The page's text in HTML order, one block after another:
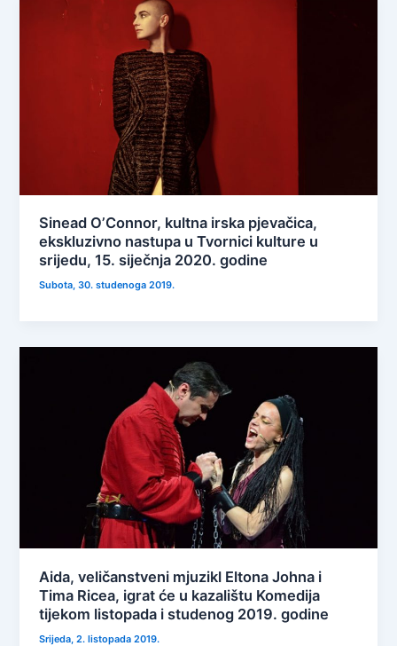
Sinead O’Connor, kultna irska pjevačica,
ekskluzivno nastupa u Tvornici kulture u
srijedu, 15. siječnja 2020. godine
Subota, 30. studenoga 2019.
Aida, veličanstveni mjuzikl Eltona Johna i
Tima Ricea, igrat će u kazalištu Komedija
tijekom listopada i studenog 2019. godine
Srijeda, 2. listopada 2019.